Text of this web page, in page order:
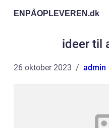
ENPÅOPLEVEREN.dk
ideer til
26 oktober 2023 admin